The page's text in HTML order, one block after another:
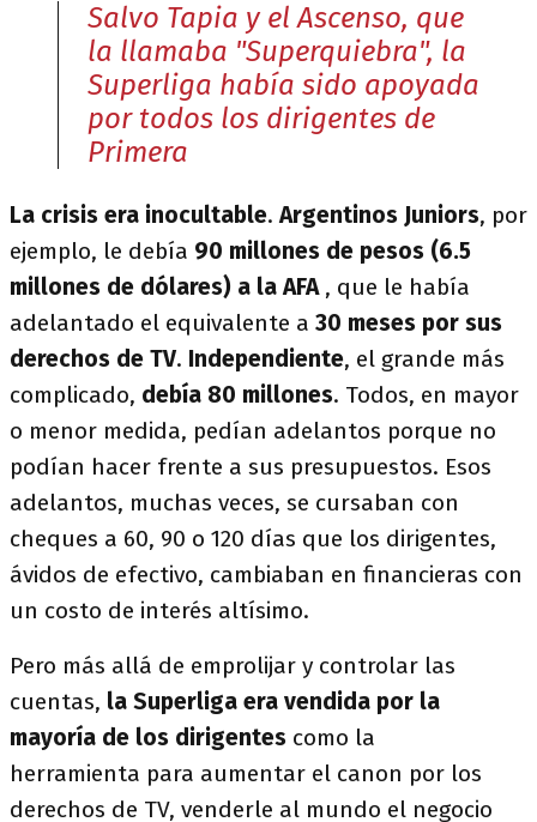
Salvo Tapia y el Ascenso, que
la llamaba "Superquiebra", la
Superliga había sido apoyada
por todos los dirigentes de
Primera
La crisis era inocultable.Argentinos Juniors, por
ejemplo, le debía 90 millones de pesos (6.5
millones de dólares) a la AFA, que le había
adelantado el equivalente a 30 meses por sus
derechos de TV. Independiente, el grande más
complicado, debía 80 millones. Todos, en mayor
o menor medida, pedían adelantos porque no
podían hacer frente a sus presupuestos. Esos
adelantos, muchas veces, se cursaban con
cheques a 60, 90 o 120 días que los dirigentes,
ávidos de efectivo, cambiaban en financieras con
un costo de interés altísimo.
Pero más allá de emprolijar y controlar las
cuentas, la Superliga era vendida por la
mayoría de los dirigentes como la
herramienta para aumentar el canon por los
derechos de TV, venderle al mundo el negocio